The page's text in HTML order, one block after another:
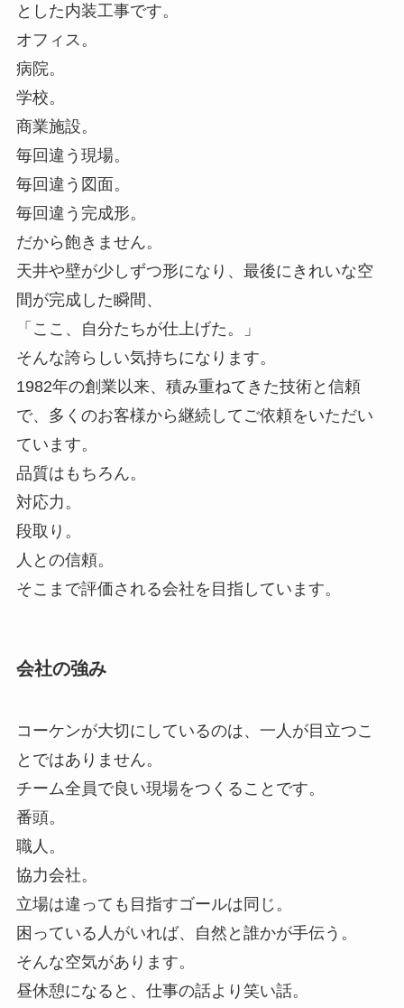
とした内装工事です。
オフィス。
病院。
学校。
商業施設。
毎回違う現場。
毎回違う図面。
毎回違う完成形。
だから飽きません。
天井や壁が少しずつ形になり、最後にきれいな空
間が完成した瞬間、
「ここ、自分たちが仕上げた。」
そんな誇らしい気持ちになります。
1982年の創業以来、積み重ねてきた技術と信頼
で、多くのお客様から継続してご依頼をいただい
ています。
品質はもちろん。
対応力。
段取り。
人との信頼。
そこまで評価される会社を目指しています。
会社の強み
コーケンが大切にしているのは、一人が目立つこ
とではありません。
チーム全員で良い現場をつくることです。
番頭。
職人。
協力会社。
立場は違っても目指すゴールは同じ。
困っている人がいれば、自然と誰かが手伝う。
そんな空気があります。
昼休憩になると、仕事の話より笑い話。